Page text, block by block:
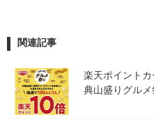
関連記事
楽天ポイント
典山盛りグルメ